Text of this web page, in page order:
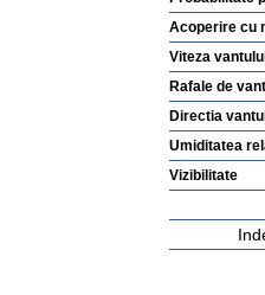
Acoperire cu
Viteza
Rafale de vant
Directia
Umiditatea
Vizibilitate